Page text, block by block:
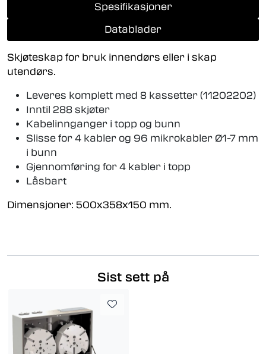
Spesifikasjoner
Datablader
Skjøteskap for bruk innendørs eller i skap
utendørs.
Leveres komplett med 8 kassetter (11202202)
Inntil 288 skjøter
Kabelinnganger i topp og bunn
Slisse for 4 kabler og 96 mikrokabler Ø1-7 mm
i bunn
Gjennomføring for 4 kabler i topp
Låsbart
Dimensjoner: 500x358x150 mm.
Sist sett på